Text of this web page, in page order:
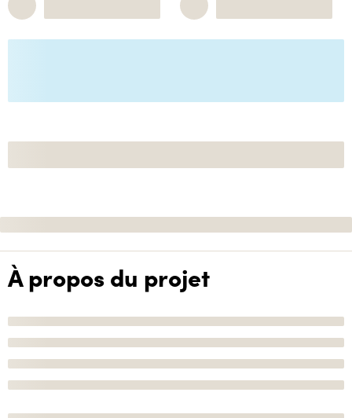
À propos du projet